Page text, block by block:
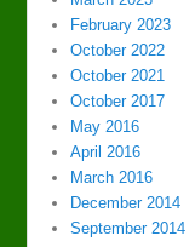
February 2023
October 2022
October 2021
October 2017
May 2016
April 2016
March 2016
December 2014
September 2014